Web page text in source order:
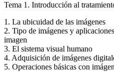
Tema 1. Introducción al
1. La ubicuidad de las imágenes
2. Tipo de imágenes y
imagen
3. El sistema visual humano
4. Adquisición de imágenes
5. Operaciones básicas con